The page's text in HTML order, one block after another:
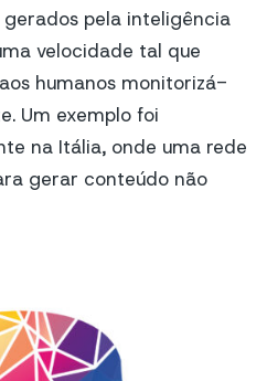
pela inteligência
velocidade tal que
humanos monitorizá-
Um exemplo foi
na Itália, onde uma rede
gerar conteúdo não